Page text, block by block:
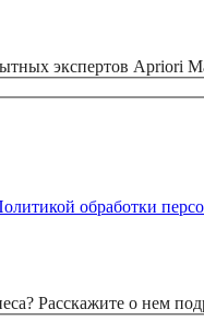
экспертов Apriori
обработки
Расскажите о нем